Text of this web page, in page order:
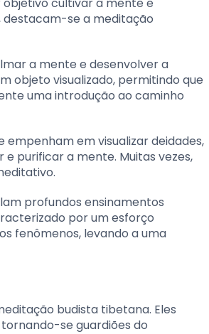
destacam-se a meditação
a mente e desenvolver a
objeto visualizado, permitindo que
uma introdução ao caminho
em visualizar deidades,
purificar a mente. Muitas vezes,
profundos ensinamentos
por um esforço
fenômenos, levando a uma
budista tibetana. Eles
se guardiões do